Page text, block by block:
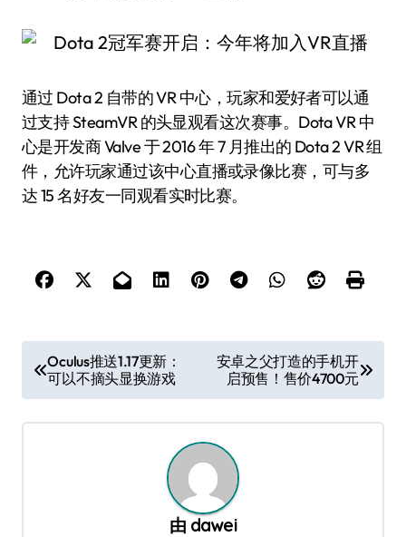
通过 Dota 2 自带的 VR 中心，玩家和爱好者可以通
过支持 SteamVR 的头显观看这次赛事。Dota VR 中
心是开发商 Valve 于 2016 年 7 月推出的 Dota 2 VR 组
件，允许玩家通过该中心直播或录像比赛，可与多
达 15 名好友一同观看实时比赛。
章
导
Oculus推送1.17更新：
可以不摘头显换游戏
安卓之父打造的手机开
启预售！售价4700元
由 dawei